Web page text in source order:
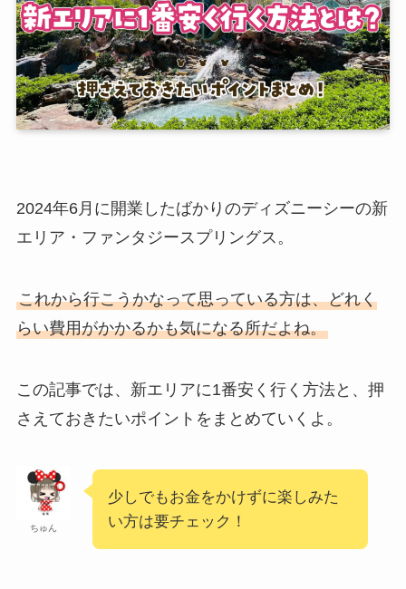
2024年6月に開業したばかりのディズニーシーの新
エリア・ファンタジースプリングス。
これから行こうかなって思っている方は、どれく
らい費用がかかるかも気になる所だよね。
この記事では、新エリアに1番安く行く方法と、押
さえておきたいポイントをまとめていくよ。
ちゅん
少しでもお金をかけずに楽しみた
い方は要チェック！